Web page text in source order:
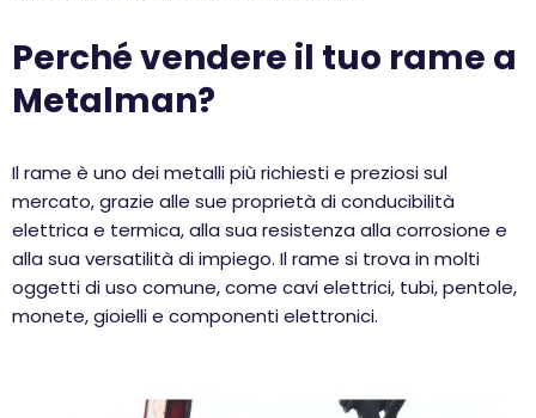
Perché vendere il tuo rame a
Metalman?
Il rame è uno dei metalli più richiesti e preziosi sul
mercato, grazie alle sue proprietà di conducibilità
elettrica e termica, alla sua resistenza alla corrosione e
alla sua versatilità di impiego. Il rame si trova in molti
oggetti di uso comune, come cavi elettrici, tubi, pentole,
monete, gioielli e componenti elettronici.